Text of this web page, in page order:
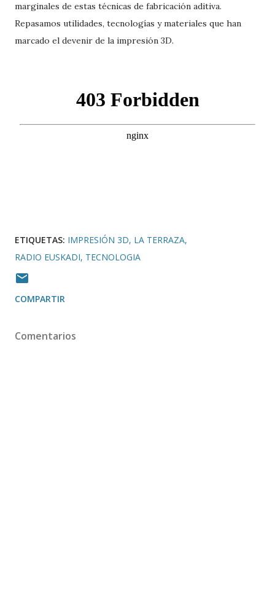
marginales de estas técnicas de fabricación aditiva.
Repasamos utilidades, tecnologías y materiales que han
marcado el devenir de la impresión 3D.
ETIQUETAS: IMPRESIÓN 3D LA TERRAZA
RADIO EUSKADI TECNOLOGIA
COMPARTIR
Comentarios